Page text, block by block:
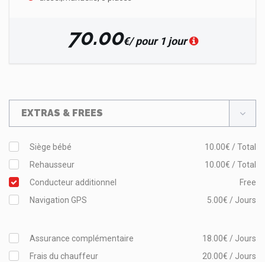
70.00€/ pour 1 jour
EXTRAS & FREES
Siège bébé
10.00€ / Total
Rehausseur
10.00€ / Total
Conducteur additionnel
Free
Navigation GPS
5.00€ / Jours
Assurance complémentaire
18.00€ / Jours
Frais du chauffeur
20.00€ / Jours